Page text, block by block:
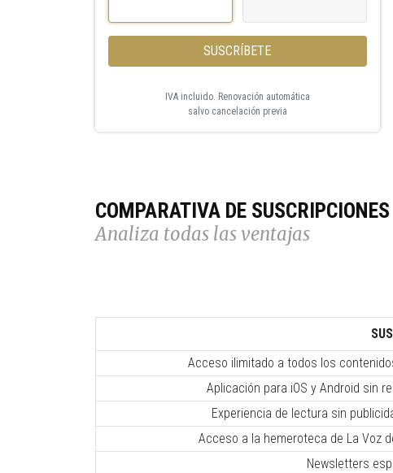
SUSCRÍBETE
IVA incluido. Renovación automática
salvo cancelación previa
COMPARATIVA DE SUSCRIPCIONES
Analiza todas las ventajas
Acceso ilimitado a todos los
Aplicación para iOS y Android sin
Experiencia de lectura sin
Acceso a la hemeroteca de La Voz
Newsletters